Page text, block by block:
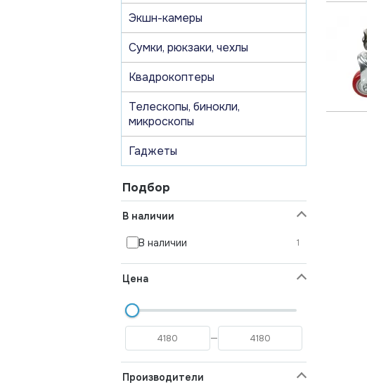
Экшн-камеры
Сумки, рюкзаки, чехлы
Квадрокоптеры
Телескопы, бинокли,
микроскопы
Гаджеты
Подбор
В наличии
В наличии 1
Цена
—
Производители